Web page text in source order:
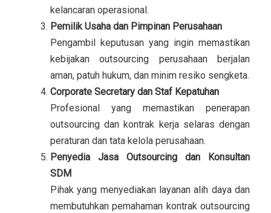
kelancaran operasional.
Pemilik Usaha dan Pimpinan Perusahaan
Pengambil keputusan yang ingin memastikan
kebijakan outsourcing perusahaan berjalan
aman, patuh hukum, dan minim resiko sengketa.
Corporate Secretary dan Staf Kepatuhan
Profesional yang memastikan penerapan
outsourcing dan kontrak kerja selaras dengan
peraturan dan tata kelola perusahaan.
Penyedia Jasa Outsourcing dan Konsultan
SDM
Pihak yang menyediakan layanan alih daya dan
membutuhkan pemahaman kontrak outsourcing